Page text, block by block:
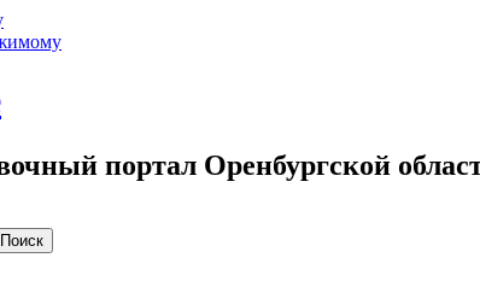
портал Оренбургской